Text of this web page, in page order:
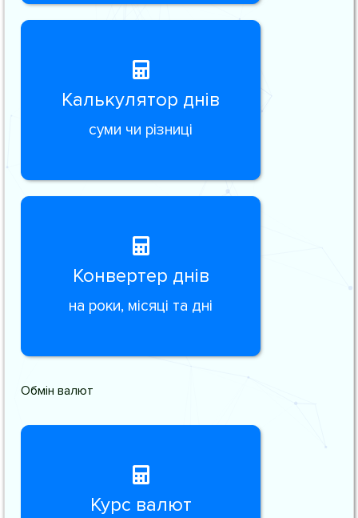
Калькулятор днів
суми чи різниці
Конвертер днів
на роки, місяці та дні
Обмін валют
Курс валют